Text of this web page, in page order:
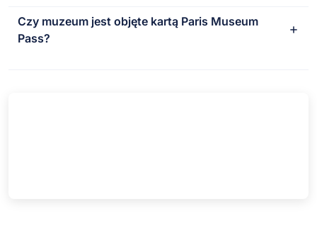
Czy muzeum jest objęte kartą Paris Museum
Pass?